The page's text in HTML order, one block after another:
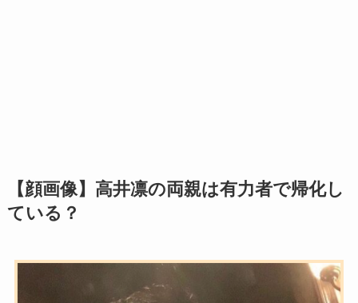
【顔画像】高井凛の両親は有力者で帰化し
ている？